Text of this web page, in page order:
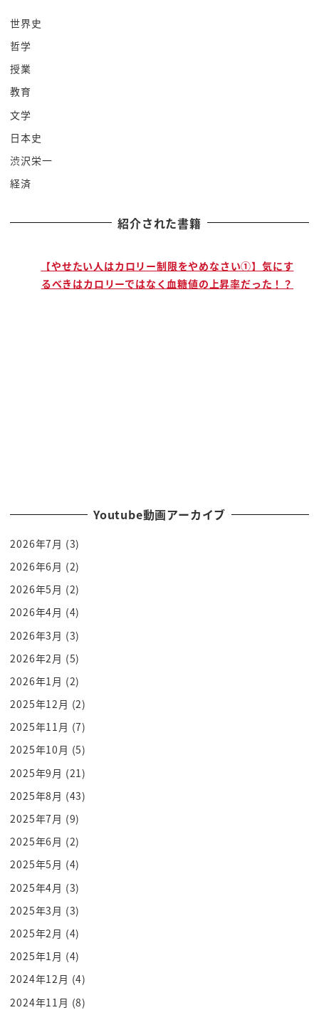
男何撮ったようなちょっと見てみようか
おお
ですこれで洗うところですね
まずなんか鼻をなう
こんな店飾ってんだ
それ行けるん
モース者にね archi で鎌倉実際が
すごい有名なんだよんん実際のシーズンと
月10日これ後ヒルナンデスとかで紫陽花
1回なんかで来るといいよ6月に鎌倉とか
しめ縄どこも白くですよあのありいった
ことある
リズも伊豆
形ですっ
ないね芝れた島根の出雲大社は
謎の一つで面白いよね感じだ
いるそれいろいろ
あ募集異常者
エボ衆院はちょっと
買わなければなら買わないと
いうかあめって狛犬にも様すくっててる
ちょっとオシャレだねん
そうそうそうちょっとかわいいよね
てみよう
いくみょん
goo
ここけっこうねうんうん団がありますけど
私は蓄えたので本当に trd かさあ
具合からいいですね
ね上から眺めが結構いいんですよ
[音楽]
このさあ鎌倉の街をさこの
八幡に向けてガーって道路が
世界史
哲学
授業
教育
文学
日本史
渋沢栄一
経済
紹介された書籍
【やせたい人はカロリー制限をやめなさい①】気にす
るべきはカロリーではなく血糖値の上昇率だった！？
Youtube動画アーカイブ
2026年7月 (3)
2026年6月 (2)
2026年5月 (2)
2026年4月 (4)
2026年3月 (3)
2026年2月 (5)
2026年1月 (2)
2025年12月 (2)
2025年11月 (7)
2025年10月 (5)
2025年9月 (21)
2025年8月 (43)
2025年7月 (9)
2025年6月 (2)
2025年5月 (4)
2025年4月 (3)
2025年3月 (3)
2025年2月 (4)
2025年1月 (4)
2024年12月 (4)
2024年11月 (8)